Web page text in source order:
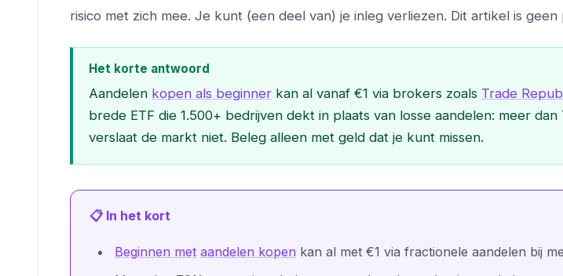
risico met zich mee. Je kunt (een deel van) je inleg verliezen. Dit artikel is
Het korte antwoord
Aandelen kopen als beginner kan al vanaf €1 via brokers zoals Trade
brede ETF die 1.500+ bedrijven dekt in plaats van losse aandelen: meer
verslaat de markt niet. Beleg alleen met geld dat je kunt missen.
📋 In het kort
Beginnen met aandelen kopen kan al met €1 via fractionele aandelen bij